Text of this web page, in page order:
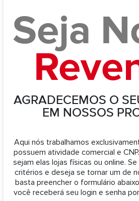
Seja
AGRADECEMOS O
EM NOSSOS
Aqui nós trabalhamos
possuem atividade comercial e
sejam elas lojas físicas ou online.
critérios e deseja se tornar um de
basta preencher o formulário
você receberá seu login e senha